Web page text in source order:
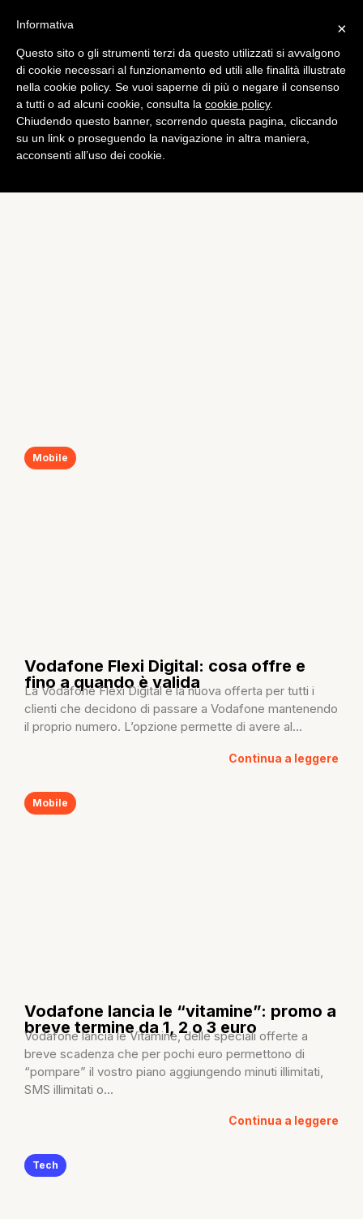
Mobile
Vodafone Flexi Digital: cosa offre e
fino a quando è valida
La Vodafone Flexi Digital è la nuova offerta per tutti i
clienti che decidono di passare a Vodafone mantenendo
il proprio numero. L’opzione permette di avere al...
Continua a leggere
Mobile
Vodafone lancia le “vitamine”: promo a
breve termine da 1, 2 o 3 euro
Vodafone lancia le Vitamine, delle speciali offerte a
breve scadenza che per pochi euro permettono di
“pompare” il vostro piano aggiungendo minuti illimitati,
SMS illimitati o...
Continua a leggere
Tech
×
Informativa
Questo sito o gli strumenti terzi da questo utilizzati si avvalgono
di cookie necessari al funzionamento ed utili alle finalità illustrate
nella cookie policy. Se vuoi saperne di più o negare il consenso
a tutti o ad alcuni cookie, consulta la cookie policy.
Chiudendo questo banner, scorrendo questa pagina, cliccando
su un link o proseguendo la navigazione in altra maniera,
acconsenti all’uso dei cookie.